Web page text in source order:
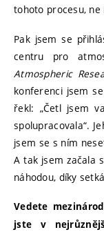
tohoto procesu, ne
Pak jsem se
centru pro
Atmospheric
konferenci jsem
řekl: „Četl jsem
spolupracovala“.
jsem se s ním
A tak jsem začala
náhodou, díky
Vedete
jste v